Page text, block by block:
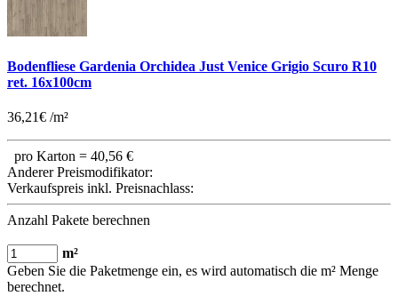
Bodenfliese Gardenia Orchidea Just Venice Grigio Scuro R10
ret. 16x100cm
36,21€ /m²
pro Karton = 40,56 €
Anderer Preismodifikator:
Verkaufspreis inkl. Preisnachlass:
Anzahl Pakete berechnen
m²
Geben Sie die Paketmenge ein, es wird automatisch die m² Menge
berechnet.